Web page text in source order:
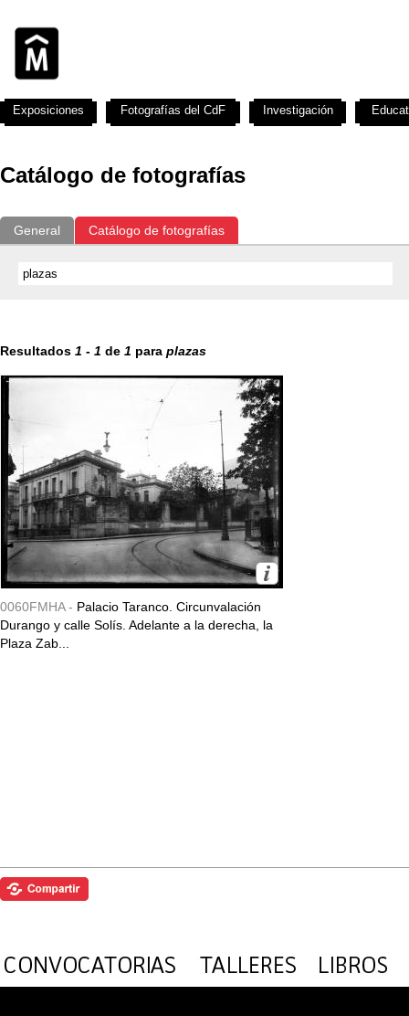
Catálogo de fotografías
General Catálogo de fotografías
Resultados 1 - 1 de 1 para plazas
0060FMHA - Palacio Taranco. Circunvalación
Durango y calle Solís. Adelante a la derecha, la
Plaza Zab...
Exposiciones Fotografías del CdF Investigación